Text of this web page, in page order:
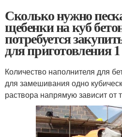
Сколько нужно
щебенки на куб
потребуется
для приготовления
Количество наполнителя для
для замешивания одно
раствора напрямую зависит от